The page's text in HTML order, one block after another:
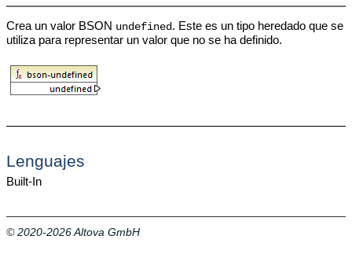
Crea un valor BSON undefined. Este es un tipo heredado que se
utiliza para representar un valor que no se ha definido.
Lenguajes
Built-In
© 2020-2026 Altova GmbH